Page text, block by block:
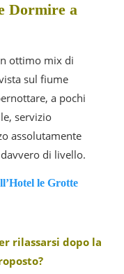
Dormire a
ottimo mix di
sul fiume
a pochi
servizio
assolutamente
di livello.
le Grotte
rilassarsi dopo la